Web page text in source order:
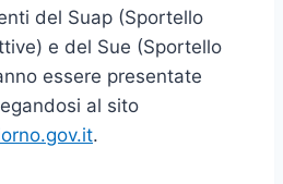
del Suap (Sportello
e del Sue (Sportello
essere presentate
al sito
.